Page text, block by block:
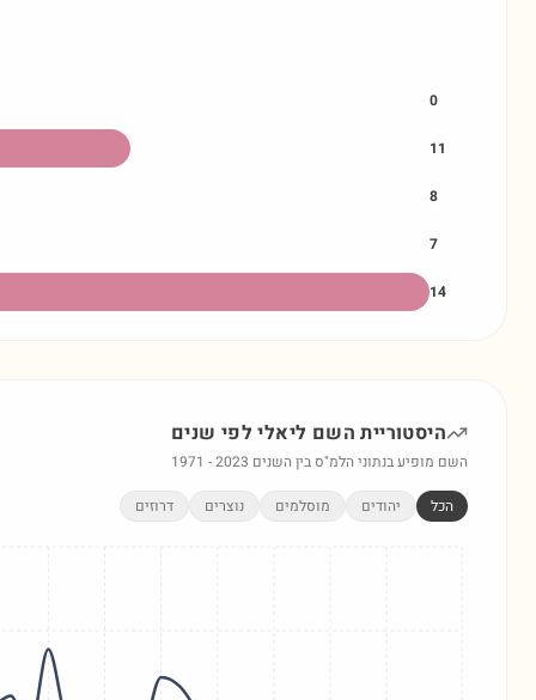
0
11
8
7
14
היסטוריית השם ליאלילפי שנים
השם מופיע בנתוני הלמ"ס בין השנים 1971 -2023
הכל יהודים מוסלמים נוצרים דרוזים